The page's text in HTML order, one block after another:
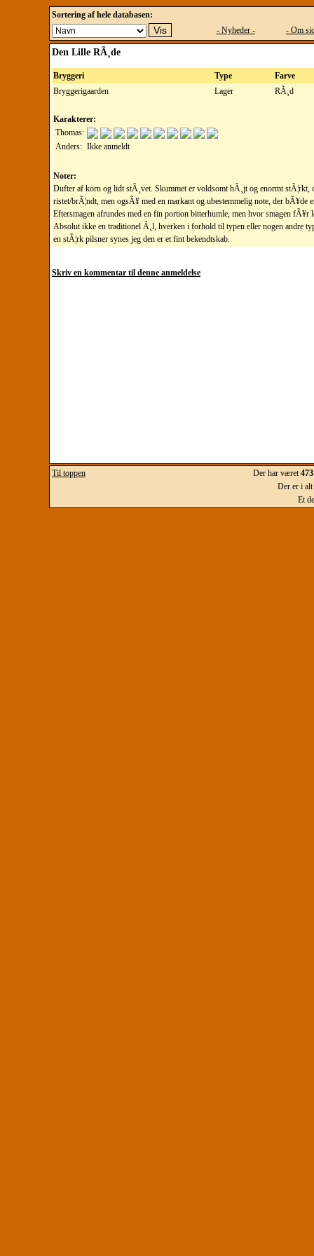
Sortering af hele databasen:
- Nyheder -
- Om
Den Lille RÃ¸de
Bryggeri Type
Farve
Bryggerigaarden
Lager RÃ¸d
Karakterer:
Thomas:
Anders: Ikke anmeldt
Noter:
Dufter af korn og lidt stÃ¸vet. Skummet er voldsomt hÃ¸jt og enormt
ristet/brÃ¦ndt, men ogsÃ¥ med en markant og ubestemmelig note, der
Eftersmagen afrundes med en fin portion bitterhumle, men hvor smagen
Absolut ikke en traditionel Ã¸l, hverken i forhold til typen eller nogen andre
en stÃ¦rk pilsner synes jeg den er et fint bekendtskab.
Skriv en kommentar til denne anmeldelse
Til toppen Der har været
Der er i alt
Et